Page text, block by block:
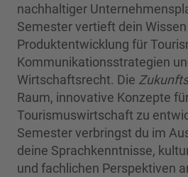
nachhaltiger
Semester vertieft dein
Produktentwicklung für
Kommunikationsstrategien
Wirtschaftsrecht. Die
Raum, innovative Konzepte
Tourismuswirtschaft zu
Semester verbringst du im
deine Sprachkenntnisse,
und fachlichen Perspektiven